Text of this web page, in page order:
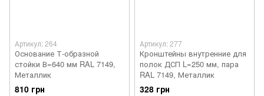
Артикул: 264
Основание Т-образной
стойки В=640 мм RAL 7149,
Металлик
810 грн
Артикул: 277
Кронштейны внутренние для
полок ДСП L=250 мм, пара
RAL 7149, Металлик
328 грн